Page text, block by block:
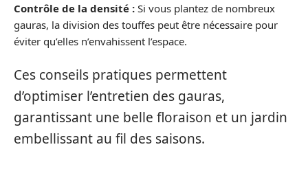
Contrôle de la densité : Si vous plantez de nombreux
gauras, la division des touffes peut être nécessaire pour
éviter qu’elles n’envahissent l’espace.
Ces conseils pratiques permettent
d’optimiser l’entretien des gauras,
garantissant une belle floraison et un jardin
embellissant au fil des saisons.